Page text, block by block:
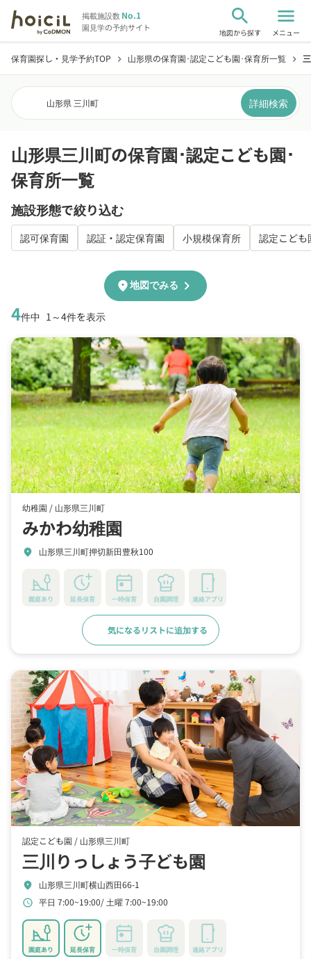
掲載施設数No.1
園見学の予約サイト
search
地図から探す
menu
メニュー
保育園探し・見学予約TOP chevron_right 山形県の保育園･認定こども園･保育所一覧 chevron_right
山形県 三川町 詳細検索
山形県三川町の保育園･認定こども園･
保育所一覧
施設形態で絞り込む
認可保育園 認証・認定保育園 小規模保育所 認定こども
4件中 1～4件を表示
location_on地図でみる chevron_right
幼稚園 / 山形県三川町
みかわ幼稚園
location_on 山形県三川町押切新田豊秋100
園庭あり 延長保育 一時保育 自園調理 連絡アプリ
気になるリストに追加する
認定こども園 / 山形県三川町
三川りっしょう子ども園
location_on 山形県三川町横山西田66-1
schedule 平日 7:00~19:00 土曜 7:00~19:00
園庭あり 延長保育 一時保育 自園調理 連絡アプリ